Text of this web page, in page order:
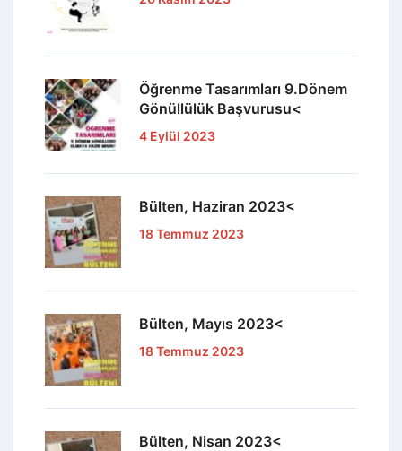
Öğrenme Tasarımları 9.Dönem
Gönüllülük Başvurusu<
4 Eylül 2023
Bülten, Haziran 2023<
18 Temmuz 2023
Bülten, Mayıs 2023<
18 Temmuz 2023
Bülten, Nisan 2023<